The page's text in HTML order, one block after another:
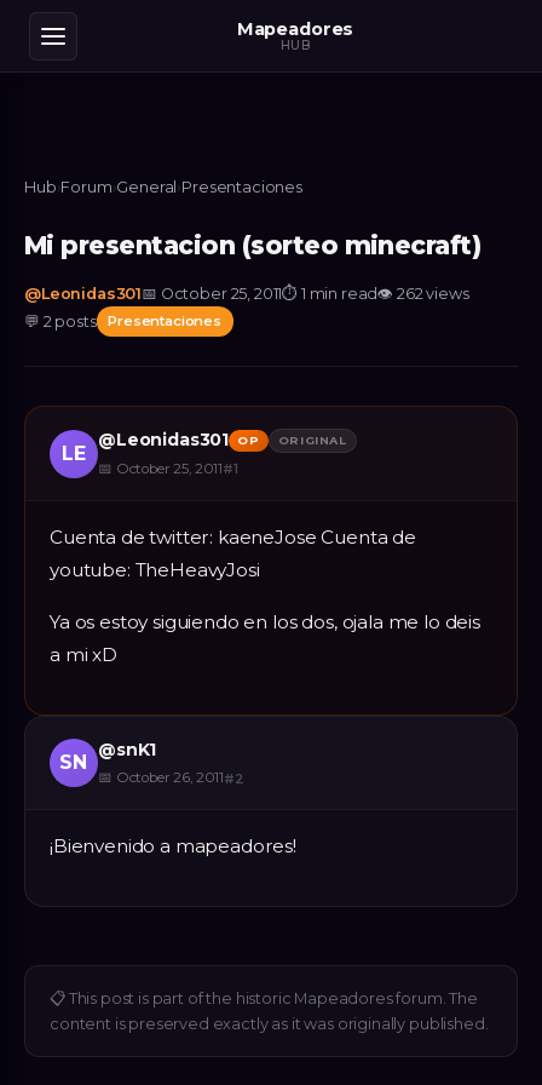
Mapeadores
HUB
Hub›Forum›General ›Presentaciones
Mi presentacion (sorteo minecraft)
@Leonidas301📅 October 25, 2011⏱ 1 min read👁262views
💬 2 posts Presentaciones
LE
@Leonidas301 OP ORIGINAL
📅 October 25, 2011#1
Cuenta de twitter: kaeneJose Cuenta de
youtube: TheHeavyJosi
Ya os estoy siguiendo en los dos, ojala me lo deis
a mi xD
SN
@snK1
📅 October 26, 2011#2
¡Bienvenido a mapeadores!
📋 This post is part of the historic Mapeadores forum. The
content is preserved exactly as it was originally published.